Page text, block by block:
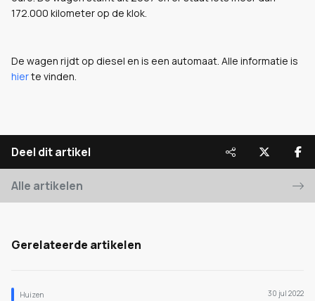
172.000 kilometer op de klok.
De wagen rijdt op diesel en is een automaat. Alle informatie is
hierte vinden.
Deel dit artikel
Alle artikelen
Gerelateerde artikelen
Huizen 30 jul 2022